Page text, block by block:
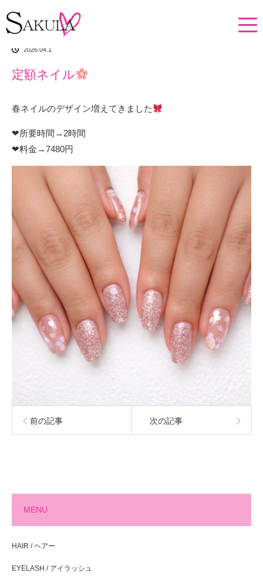
イチオシアイテム
2026.04.1
定額ネイル
春ネイルのデザイン増えてきました
‪‪❤︎‬所要時間→2時間
‪‪❤︎‬料金→7480円
前の記事 次の記事
MENU
HAIR / ヘアー
EYELASH / アイラッシュ